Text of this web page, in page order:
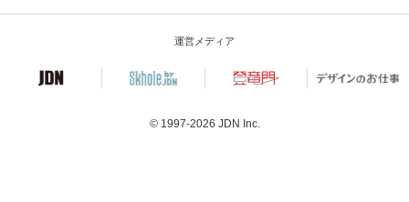
運営メディア
© 1997-2026 JDN Inc.